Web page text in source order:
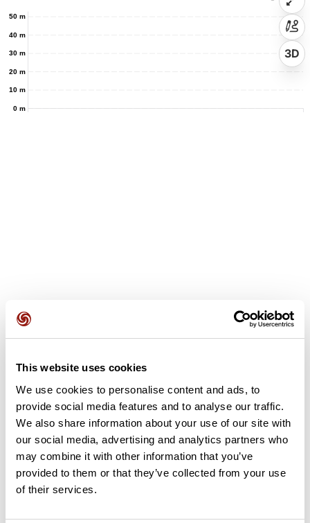
This website uses cookies
We use cookies to personalise content and ads, to
provide social media features and to analyse our traffic.
We also share information about your use of our site with
our social media, advertising and analytics partners who
may combine it with other information that you’ve
provided to them or that they’ve collected from your use
of their services.
0 m
10 m
20 m
30 m
40 m
50 m
3D
Ajouter un avis
Découvrez ce parcours de vélo de 53,3 km à proximité de